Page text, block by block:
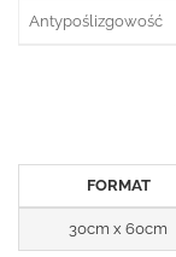
Antypoślizgowość
FORMAT
30cm x 60cm